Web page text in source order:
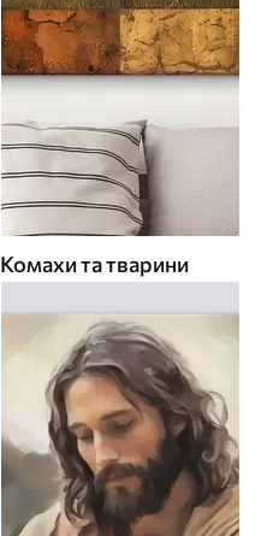
Комахи та тварини